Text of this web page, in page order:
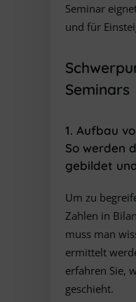
Seminar
und für
Seminars
1. Aufbau
So werden
gebildet
Um zu
Zahlen in
muss man
ermittelt
erfahren Sie,
geschieht.